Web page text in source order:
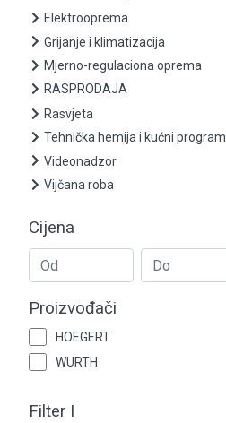
Zaštitna oprema
Elektrooprema
Grijanje i klimatizacija
RASPRODAJA
Rasvjeta
Tehnička hemija i kućni program
Videonadzor
Vijčana roba
Elektrooprema
Grijanje i klimatizacija
Mjerno-regulaciona oprema
RASPRODAJA
Rasvjeta
Tehnička hemija i kućni program
Videonadzor
Vijčana roba
Cijena
Proizvođači
HOEGERT
WURTH
Filter I